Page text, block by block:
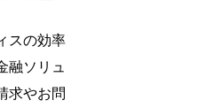
スの効率
融ソリュ
求やお問